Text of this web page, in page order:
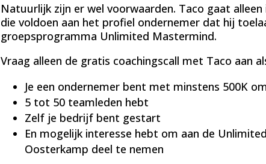
Natuurlijk zijn er wel voorwaarden. Taco gaat
die voldoen aan het profiel ondernemer dat hij
groepsprogramma Unlimited Mastermind.
Vraag alleen de gratis coachingscall met Taco aan
Je een ondernemer bent met minstens 500K
5 tot 50 teamleden hebt
Zelf je bedrijf bent gestart
En mogelijk interesse hebt om aan de
Oosterkamp deel te nemen